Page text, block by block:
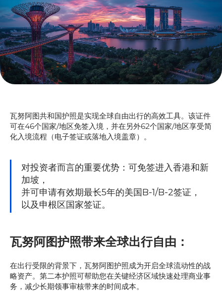
瓦努阿图共和国护照是实现全球自由出行的高效工具。该证件
可在46个国家/地区免签入境，并在另外62个国家/地区享受简
化入境流程（电子签证或落地入境盖章）。
对投资者而言的重要优势：可免签进入香港和新
加坡，
并可申请有效期最长5年的美国B-1/B-2签证，
以及申根区国家签证。
瓦努阿图护照带来全球出行自由：
在出行受限的背景下，瓦努阿图护照成为开启全球流动性的战
略资产。第二本护照可帮助您在关键经济区域快速处理商业事
务，减少长期领事审核带来的时间成本。